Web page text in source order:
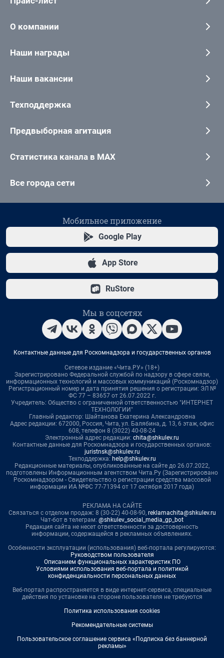
О компании
Наши награды
Наши вакансии
Техподдержка
Предвыборная агитация
Статистика канала в MAX
Все города сети
Мобильное приложение
Google Play
App Store
RuStore
Мы в соцсетях
Контактные данные для Роскомнадзора и государственных органов
Сетевое издание «Чита.РУ» (18+)
Зарегистрировано Федеральной службой по надзору в сфере связи,
информационных технологий и массовых коммуникаций (Роскомнадзор)
Регистрационный номер и дата принятия решения о регистрации: ЭЛ №
ФС 77 – 83657 от 26.07.2022 г.
Учредитель: Общество с ограниченной ответственностью "ИНТЕРНЕТ
ТЕХНОЛОГИИ"
Главный редактор: Шайтанова Екатерина Александровна
Адрес редакции: 672000, Россия, Чита, ул. Балябина, д. 13, 6 этаж, офис
608, телефон 8 (3022) 40-08-24
Электронный адрес редакции: chita@shkulev.ru
Контактные данные для Роскомнадзора и государственных органов:
juristnsk@shkulev.ru
Техподдержка: help@shkulev.ru
Редакционные материалы, опубликованные на сайте до 26.07.2022,
подготовлены Информационным агентством Чита.Ру (Зарегистрировано
Роскомнадзором - Свидетельство о регистрации средства массовой
информации ИА №ФС 77-71394 от 17 октября 2017 года)
РЕКЛАМА НА САЙТЕ
Связаться с отделом продаж: 8 (30-22) 40-08-90, reklamachita@shkulev.ru
Чат-бот в телеграм: @shkulev_social_media_gp_bot
Редакция сайта не несет ответственности за достоверность
информации, содержащейся в рекламных объявлениях.
Особенности эксплуатации (использования) веб-портала регулируются:
Руководством пользователя
Описанием функциональных характеристик ПО
Условиями использования веб-портала и политикой
конфиденциальности персональных данных
Веб-портал распространяется в виде интернет-сервиса, специальные
действия по установке на стороне пользователя не требуются
Политика использования cookies
Рекомендательные системы
Пользовательское соглашение сервиса «Подписка без баннерной
рекламы»